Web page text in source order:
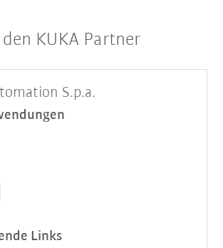
KUKA Partner
S.p.a.
Links